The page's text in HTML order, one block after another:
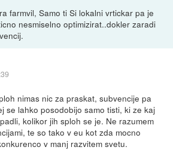
farmvil, Samo ti Si lokalni vrtickar pa je
nesmiselno optimizirat..dokler zaradi
nimas nic za praskat, subvencije pa
se lahko posodobijo samo tisti, ki ze kaj
kolikor jih sploh se je. Ne razumem
te so tako v eu kot zda mocno
v manj razvitem svetu.